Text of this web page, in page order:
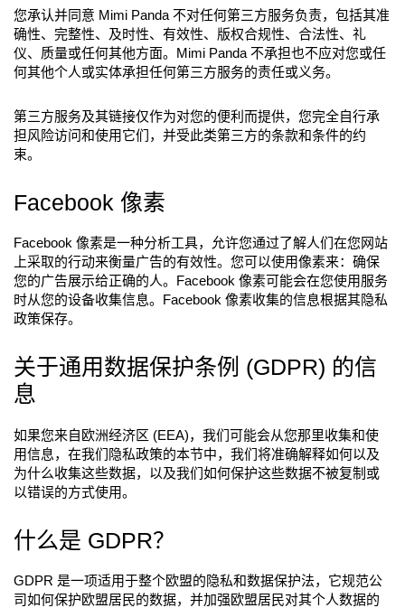
您承认并同意 Mimi Panda 不对任何第三方服务负责，包括其准
确性、完整性、及时性、有效性、版权合规性、合法性、礼
仪、质量或任何其他方面。Mimi Panda 不承担也不应对您或任
何其他个人或实体承担任何第三方服务的责任或义务。
第三方服务及其链接仅作为对您的便利而提供，您完全自行承
担风险访问和使用它们，并受此类第三方的条款和条件的约
束。
Facebook 像素
Facebook 像素是一种分析工具，允许您通过了解人们在您网站
上采取的行动来衡量广告的有效性。您可以使用像素来：确保
您的广告展示给正确的人。Facebook 像素可能会在您使用服务
时从您的设备收集信息。Facebook 像素收集的信息根据其隐私
政策保存。
关于通用数据保护条例 (GDPR) 的信
息
如果您来自欧洲经济区 (EEA)，我们可能会从您那里收集和使
用信息，在我们隐私政策的本节中，我们将准确解释如何以及
为什么收集这些数据，以及我们如何保护这些数据不被复制或
以错误的方式使用。
什么是 GDPR？
GDPR 是一项适用于整个欧盟的隐私和数据保护法，它规范公
司如何保护欧盟居民的数据，并加强欧盟居民对其个人数据的